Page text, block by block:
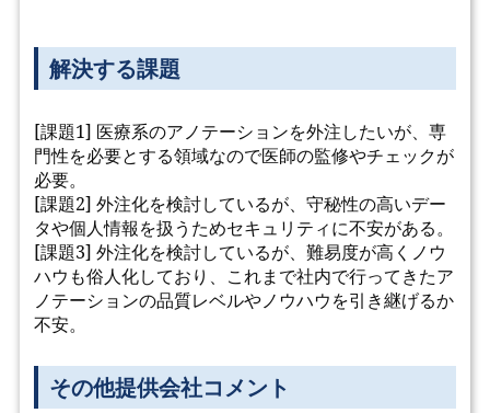
解決する課題
[課題1] 医療系のアノテーションを外注したいが、専
門性を必要とする領域なので医師の監修やチェックが
必要。
[課題2] 外注化を検討しているが、守秘性の高いデー
タや個人情報を扱うためセキュリティに不安がある。
[課題3] 外注化を検討しているが、難易度が高くノウ
ハウも俗人化しており、これまで社内で行ってきたア
ノテーションの品質レベルやノウハウを引き継げるか
不安。
その他提供会社コメント